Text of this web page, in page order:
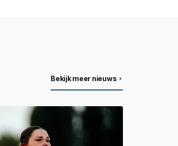
Bekijk meer nieuws